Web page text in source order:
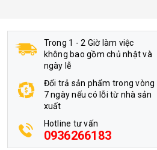
Trong 1 - 2 Giờ làm việc
không bao gồm chủ nhật và
ngày lễ
Đổi trả sản phẩm trong vòng
7 ngày nếu có lỗi từ nhà sản
xuất
Hotline tư vấn
0936266183